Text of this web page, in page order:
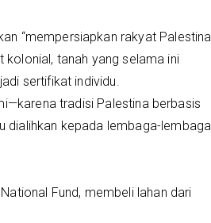
“mempersiapkan rakyat Palestina
kolonial, tanah yang selama ini
sertifikat individu.
tradisi Palestina berbasis
dialihkan kepada lembaga-lembaga
Fund, membeli lahan dari